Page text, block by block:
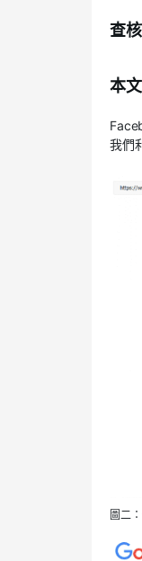
查核
本
我們
圖二